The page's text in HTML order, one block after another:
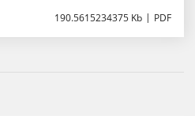
190.5615234375 Kb PDF